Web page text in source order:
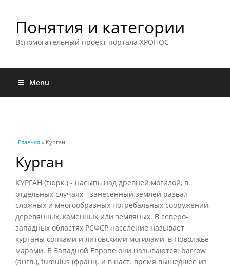
Понятия и категории
Вспомогательный проект портала ХРОНОС
Menu
Вы здесь
Главная » Курган
Курган
КУРГАН (тюрк.) - насыпь над древней могилой, в
отдельных случаях - занесенный землей развал
сложных и многообразных погребальных сооружений,
деревянных, каменных или земляных. В северо-
западных областях РСФСР население называет
курганы сопками и литовскими могилами, в Поволжье -
марами. В Западной Европе они называются: barrow
(англ.), tumulus (франц. и в наст. время вышедшее из